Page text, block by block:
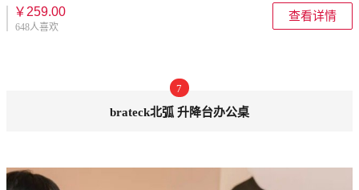
￥259.00
648人喜欢
查看详情
7
brateck北弧 升降台办公桌